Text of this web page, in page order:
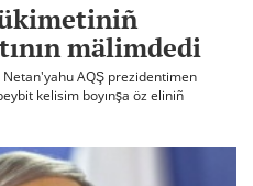
mälimdedi
AQŞ prezidentimen
kelisim boyınşa öz eliniñ